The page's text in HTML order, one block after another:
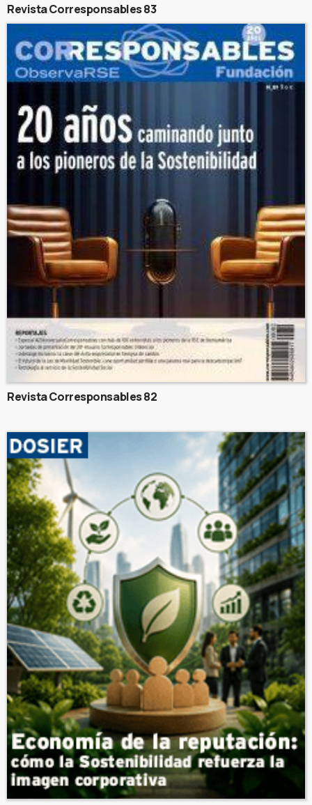
Revista Corresponsables 83
Revista Corresponsables 82